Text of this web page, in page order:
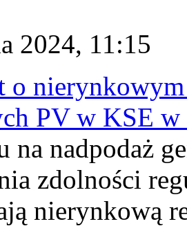
2024, 11:15
o
PV w KSE w
na nadpodaż
zdolności
nierynkową